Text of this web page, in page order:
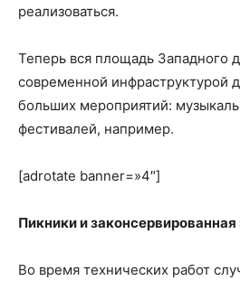
реализоваться.
Теперь вся площадь Западного
современной инфраструктурой
больших мероприятий:
фестивалей, например.
[adrotate banner=»4″]
Пикники и законсервированная
Во время технических работ